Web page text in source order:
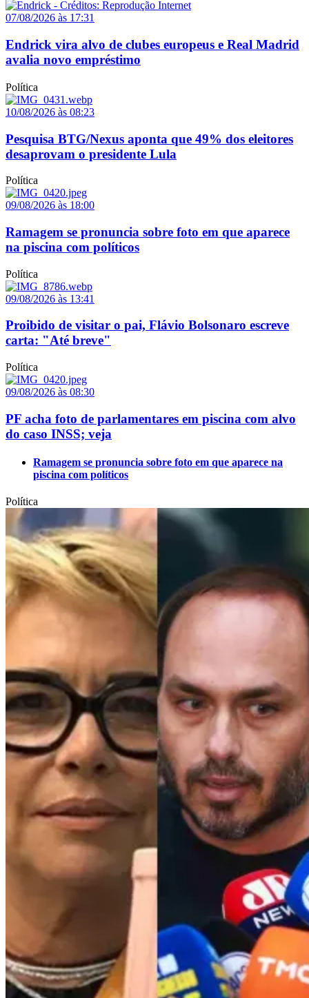
07/08/2026 às 17:31
Endrick vira alvo de clubes europeus e Real Madrid
avalia novo empréstimo
Política
10/08/2026 às 08:23
Pesquisa BTG/Nexus aponta que 49% dos eleitores
desaprovam o presidente Lula
Política
09/08/2026 às 18:00
Ramagem se pronuncia sobre foto em que aparece
na piscina com políticos
Política
09/08/2026 às 13:41
Proibido de visitar o pai, Flávio Bolsonaro escreve
carta: "Até breve"
Política
09/08/2026 às 08:30
PF acha foto de parlamentares em piscina com alvo
do caso INSS; veja
Ramagem se pronuncia sobre foto em que aparece na
piscina com políticos
Política